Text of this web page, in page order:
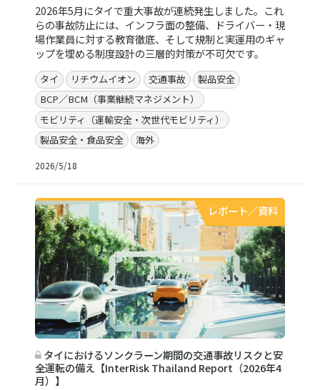
2026年5月にタイで重大事故が連続発生しました。これ
らの事故防止には、インフラ面の整備、ドライバー・現
場作業員に対する教育徹底、そして規制と実運用のギャ
ップを埋める制度設計の三層的対策が不可欠です。
タイ リチウムイオン 交通事故
製品安全
BCP／BCM（事業継続マネジメント）
モビリティ（運輸安全・次世代モビリティ）
製品安全・食品安全
海外
2026/5/18
レポート／資料
タイにおけるソンクラーン期間の交通事故リスクと安
全運転の備え【InterRisk Thailand Report（2026年4
月）】